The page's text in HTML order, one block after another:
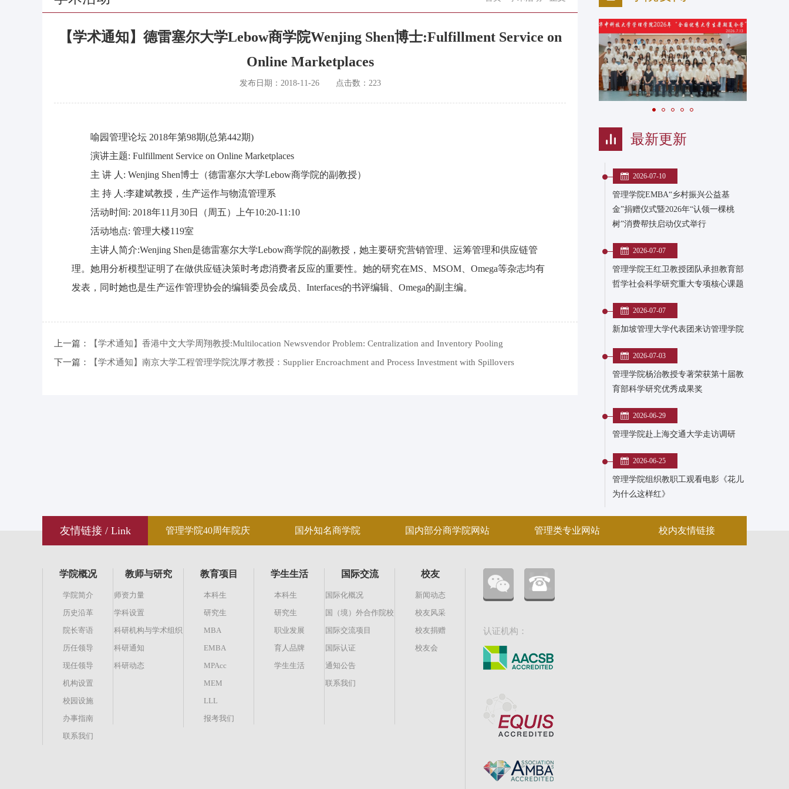
【学术通知】德雷塞尔大学Lebow商学院Wenjing Shen博士:Fulfillment Service on
Online Marketplaces
发布日期： 2018-11-26 点击数： 223
喻园管理论坛 2018年第98期(总第442期)
演讲主题: Fulfillment Service on Online Marketplaces
主 讲 人: Wenjing Shen博士（德雷塞尔大学Lebow商学院的副教授）
主 持 人:李建斌教授，生产运作与物流管理系
活动时间: 2018年11月30日（周五）上午10:20-11:10
活动地点: 管理大楼119室
主讲人简介:Wenjing Shen是德雷塞尔大学Lebow商学院的副教授，她主要研究营销管理、运筹管理和供应链管
理。她用分析模型证明了在做供应链决策时考虑消费者反应的重要性。她的研究在MS、MSOM、Omega等杂志均有
发表，同时她也是生产运作管理协会的编辑委员会成员、Interfaces的书评编辑、Omega的副主编。
上一篇：
【学术通知】香港中文大学周翔教授:Multilocation Newsvendor Problem: Centralization and Inventory Pooling
下一篇：
【学术通知】南京大学工程管理学院沈厚才教授：Supplier Encroachment and Process Investment with Spillovers
最新更新
2026-07-10
管理学院EMBA“乡村振兴公益基
金”捐赠仪式暨2026年“认领一棵桃
树”消费帮扶启动仪式举行
2026-07-07
管理学院王红卫教授团队承担教育部
哲学社会科学研究重大专项核心课题
2026-07-07
新加坡管理大学代表团来访管理学院
2026-07-03
管理学院杨治教授专著荣获第十届教
育部科学研究优秀成果奖
2026-06-29
管理学院赴上海交通大学走访调研
2026-06-25
管理学院组织教职工观看电影《花儿
为什么这样红》
友情链接 / Link 管理学院40周年院庆 国外知名商学院 国内部分商学院网站 管理类专业网站 校内友情链接
学院概况
学院简介
历史沿革
院长寄语
历任领导
现任领导
机构设置
校园设施
办事指南
联系我们
教师与研究
师资力量
学科设置
科研机构与学术组织
科研通知
科研动态
教育项目
本科生
研究生
MBA
EMBA
MPAcc
MEM
LLL
报考我们
学生生活
本科生
研究生
职业发展
育人品牌
学生生活
国际交流
国际化概况
国（境）外合作院校
国际交流项目
国际认证
通知公告
联系我们
校友
新闻动态
校友风采
校友捐赠
校友会
认证机构：